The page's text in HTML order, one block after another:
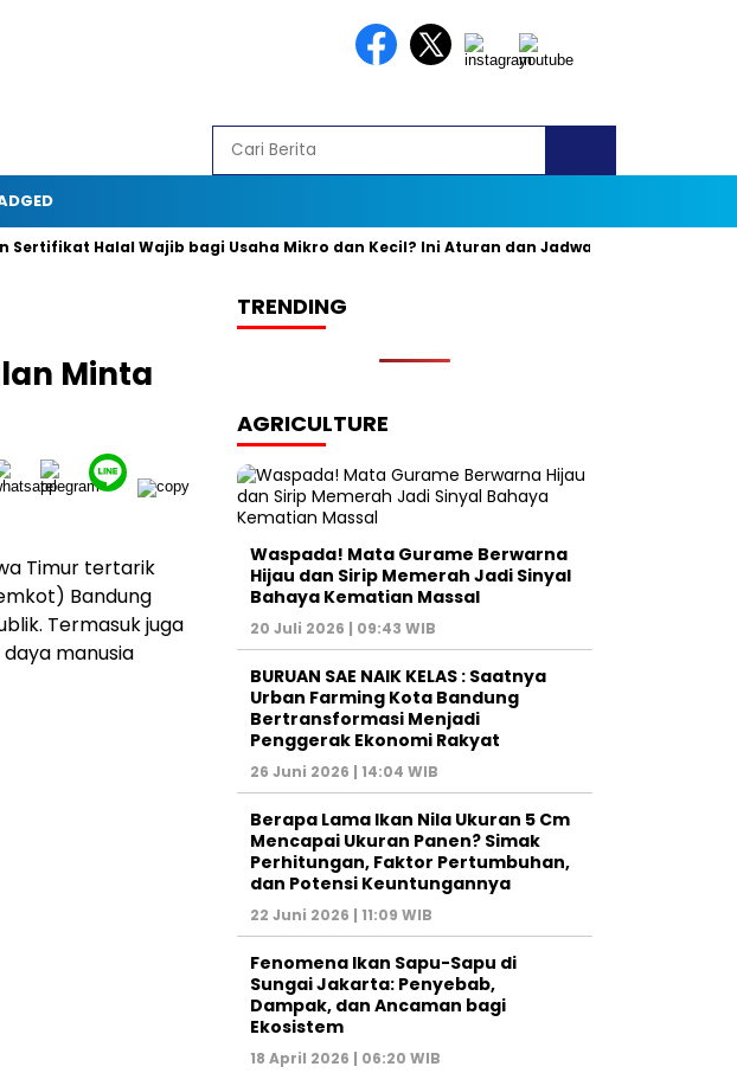
Halal Wajib bagi Usaha Mikro dan Kecil? Ini Aturan dan Jadwal Resminya
Minta
Timur tertarik
Bandung
Termasuk juga
manusia
TRENDING
AGRICULTURE
Waspada! Mata Gurame Berwarna
Hijau dan Sirip Memerah Jadi Sinyal
Bahaya Kematian Massal
20 Juli 2026 | 09:43 WIB
BURUAN SAE NAIK KELAS : Saatnya
Urban Farming Kota Bandung
Bertransformasi Menjadi
Penggerak Ekonomi Rakyat
26 Juni 2026 | 14:04 WIB
Berapa Lama Ikan Nila Ukuran 5 Cm
Mencapai Ukuran Panen? Simak
Perhitungan, Faktor Pertumbuhan,
dan Potensi Keuntungannya
22 Juni 2026 | 11:09 WIB
Fenomena Ikan Sapu-Sapu di
Sungai Jakarta: Penyebab,
Dampak, dan Ancaman bagi
Ekosistem
18 April 2026 | 06:20 WIB